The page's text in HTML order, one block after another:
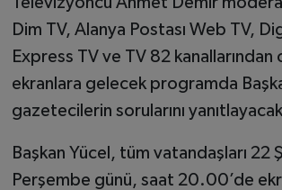
Dim TV, Alanya Postası Web TV,
Express TV ve TV 82 kanallarından
ekranlara gelecek programda
gazetecilerin sorularını
Başkan Yücel, tüm vatandaşları 22
Perşembe günü, saat 20.00’de